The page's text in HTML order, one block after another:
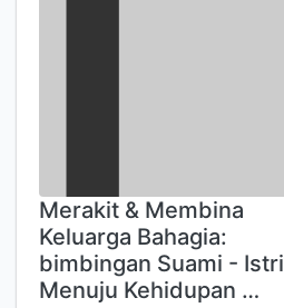
Merakit & Membina
Keluarga Bahagia:
bimbingan Suami - Istri
Menuju Kehidupan …